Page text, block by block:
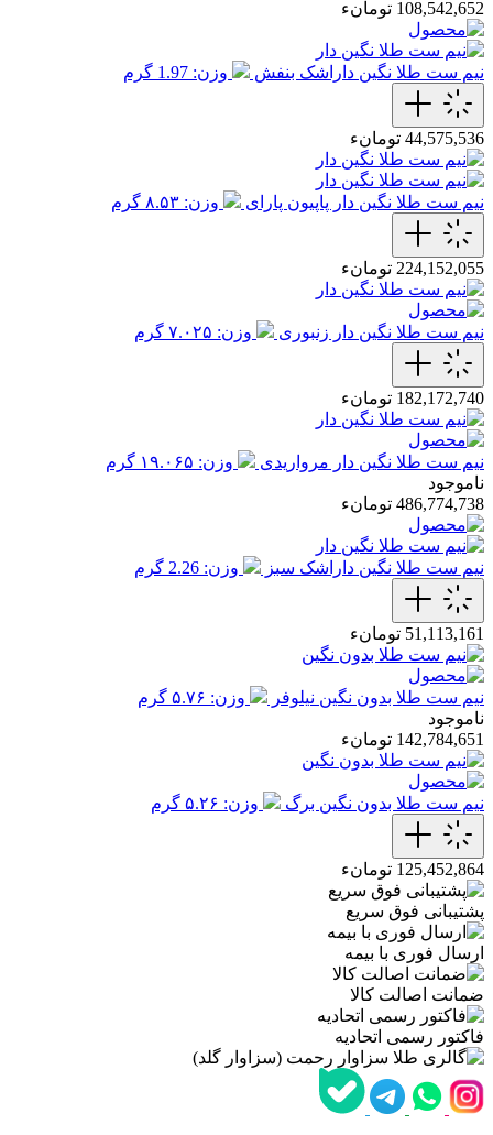
108,542,652 تومانء
نیم ست طلا نگین داراشک بنفش وزن: 1.97 گرم
44,575,536 تومانء
نیم ست طلا نگین دار پاپیون پارای وزن: ۸.۵۳ گرم
224,152,055 تومانء
نیم ست طلا نگین دار زنبوری وزن: ۷.۰۲۵ گرم
182,172,740 تومانء
نیم ست طلا نگین دار مرواریدی
وزن: ۱۹.۰۶۵ گرم
ناموجود
486,774,738 تومانء
نیم ست طلا نگین داراشک سبز وزن: 2.26 گرم
51,113,161 تومانء
نیم ست طلا بدون نگین نیلوفر
وزن: ۵.۷۶ گرم
ناموجود
142,784,651 تومانء
نیم ست طلا بدون نگین برگ وزن: ۵.۲۶ گرم
125,452,864 تومانء
پشتیبانی فوق سریع
ارسال فوری با بیمه
ضمانت اصالت کالا
فاکتور رسمی اتحادیه